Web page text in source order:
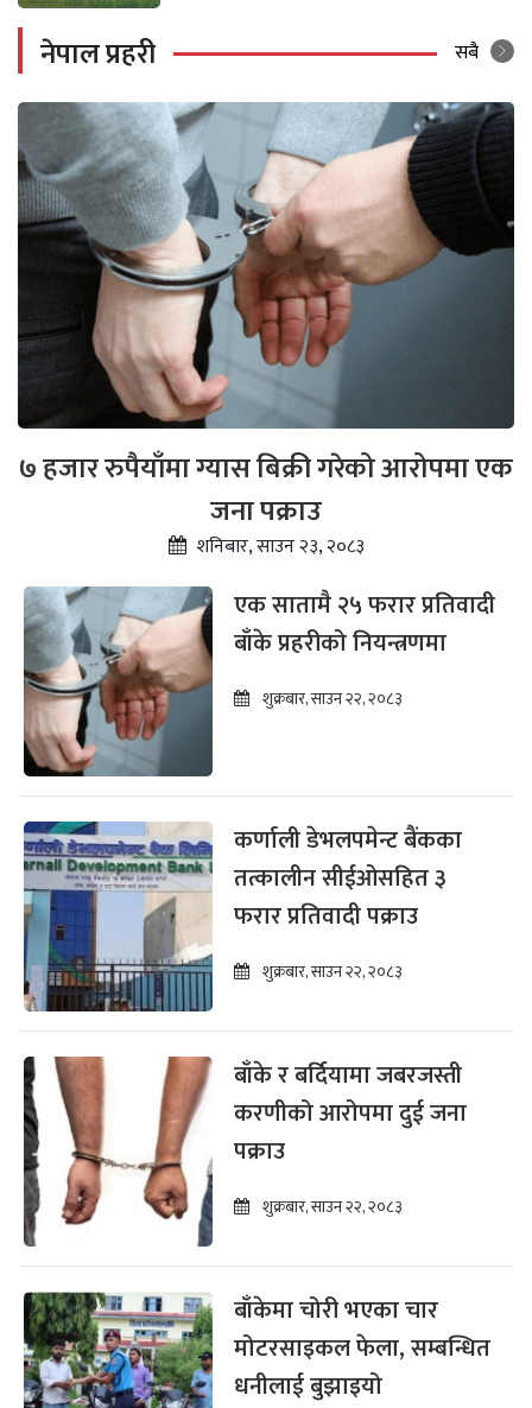
नेपाल प्रहरी सबै
७ हजार रुपैयाँमा ग्यास बिक्री गरेको आरोपमा एक
जना पक्राउ
शनिबार, साउन २३, २०८३
एक सातामै २५ फरार प्रतिवादी
बाँके प्रहरीको नियन्त्रणमा
शुक्रबार, साउन २२, २०८३
कर्णाली डेभलपमेन्ट बैंकका
तत्कालीन सीईओसहित ३
फरार प्रतिवादी पक्राउ
शुक्रबार, साउन २२, २०८३
बाँके र बर्दियामा जबरजस्ती
करणीको आरोपमा दुई जना
पक्राउ
शुक्रबार, साउन २२, २०८३
बाँकेमा चोरी भएका चार
मोटरसाइकल फेला, सम्बन्धित
धनीलाई बुझाइयो